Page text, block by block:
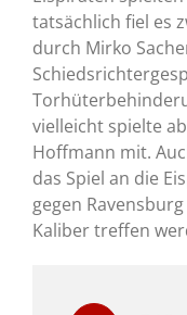
tatsächlich fiel es
durch Mirko
vielleicht spielte
Hoffmann mit.
das Spiel an die
gegen
Kaliber treffen